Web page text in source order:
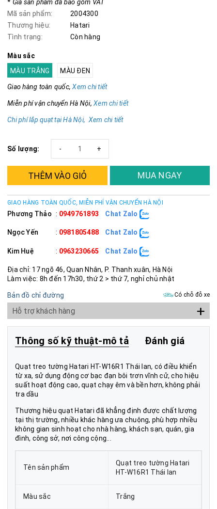
* Giá sản phẩm đã bao gồm VAT
Mã sản phẩm:
2004300
Thương hiệu:
Hatari
Tình trạng:
Còn hàng
Màu sắc
MÀU TRẮNG
MÀU ĐEN
Giao hàng toàn quốc,Xem chi tiết
Miễn phí vận chuyển Hà Nội, Xem chi tiết
Chi phí lắp quạt tại Hà Nội, Xem chi tiết
Số lượng: +
-
THÊM VÀO GIỎ MUA NGAY
GIAO HÀNG TOÀN QUỐC, MIỄN PHÍ VẬN CHUYỂN HÀ NỘI
Phương Thảo : 0949761893 Chat Zalo
Ngọc Yến : 0981805488 Chat Zalo
Kim Huệ : 0963230665 Chat Zalo
Địa chỉ: 17 ngõ 46, Quan Nhân, P. Thanh xuân, Hà Nội
Làm việc: 8h đến 17h30, thứ 2 > thứ 7, nghỉ chủ nhật
Bản đồ chỉ đường Có chỗ đỗ xe
Hỗ trợ khách hàng +
Thông số kỹ thuật-mô tả Đánh giá
Quạt treo tường Hatari HT-W16R1 Thái lan, có điều khiển
từ xa, sử dụng động cơ bạc đạn bôi trơn vĩnh cử, cho hiệu
suất hoạt động cao, quạt chạy êm và bền hơn, không phải
tra dầu
Thương hiệu quạt Hatari đã khẳng định được chất lượng
tại thị trường, nhiều khác hàng ưa chuộng, phù hợp nhiều
không gian sinh hoạt cho nhà hàng, khách sạn, quán, gia
đình, công sở, nơi công cộng...
Tên sản phẩm
Quạt treo tường Hatari
HT-W16R1 Thái lan
Màu sắc Trắng